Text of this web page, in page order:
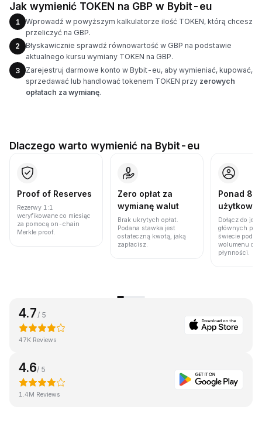
Jak wymienić TOKEN na GBP w Bybit-eu
1
Wprowadź w powyższym kalkulatorze ilość TOKEN, którą chcesz
przeliczyć na GBP.
2
Błyskawicznie sprawdź równowartość w GBP na podstawie
aktualnego kursu wymiany TOKEN na GBP.
3
Zarejestruj darmowe konto w Bybit-eu, aby wymieniać, kupować,
sprzedawać lub handlować tokenem TOKEN przy zerowych
opłatach za wymianę.
Dlaczego warto wymienić na Bybit-eu
Proof of Reserves
Rezerwy 1:1
weryfikowane co miesiąc
za pomocą on-chain
Merkle proof.
Zero opłat za
wymianę walut
Brak ukrytych opłat.
Podana stawka jest
ostateczną kwotą, jaką
zapłacisz.
Ponad 86
Dołącz do
głównych
świecie pod
wolumenu
płynności.
4.7 / 5
47K Reviews
4.6/ 5
1.4M Reviews